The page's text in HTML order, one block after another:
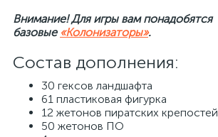
Внимание! Для игры вам понадобятся
базовые «Колонизаторы».
Состав дополнения:
30 гексов ландшафта
61 пластиковая фигурка
12 жетонов пиратских крепостей
50 жетонов ПО